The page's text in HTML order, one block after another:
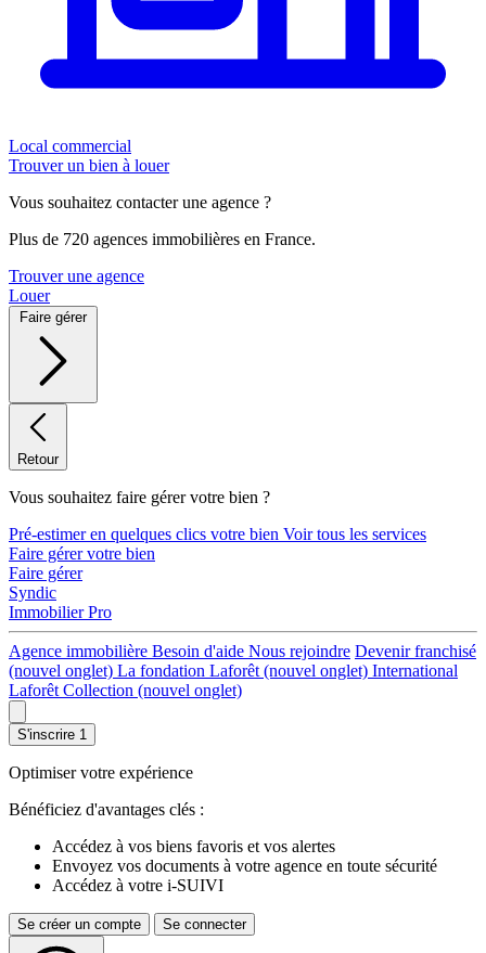
Local commercial
Trouver un bien à louer
Vous souhaitez contacter une agence ?
Plus de 720 agences immobilières en France.
Trouver une agence
Louer
Faire gérer
Retour
Vous souhaitez faire gérer votre bien ?
Pré-estimer en quelques clics votre bien Voir tous les services
Faire gérer votre bien
Faire gérer
Syndic
Immobilier Pro
Agence immobilière Besoin d'aide Nous rejoindre Devenir franchisé
(nouvel onglet) La fondation Laforêt (nouvel onglet) International
Laforêt Collection (nouvel onglet)
S'inscrire 1
Optimiser votre expérience
Bénéficiez d'avantages clés :
Accédez à vos biens favoris et vos alertes
Envoyez vos documents à votre agence en toute sécurité
Accédez à votre i-SUIVI
Se créer un compte Se connecter